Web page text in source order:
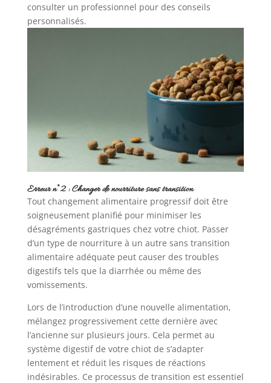
consulter un professionnel pour des conseils
personnalisés.
Erreur n°2 : Changer de nourriture sans transition
Tout changement alimentaire progressif doit être
soigneusement planifié pour minimiser les
désagréments gastriques chez votre chiot. Passer
d’un type de nourriture à un autre sans transition
alimentaire adéquate peut causer des troubles
digestifs tels que la diarrhée ou même des
vomissements.
Lors de l’introduction d’une nouvelle alimentation,
mélangez progressivement cette dernière avec
l’ancienne sur plusieurs jours. Cela permet au
système digestif de votre chiot de s’adapter
lentement et réduit les risques de réactions
indésirables. Ce processus de transition est essentiel